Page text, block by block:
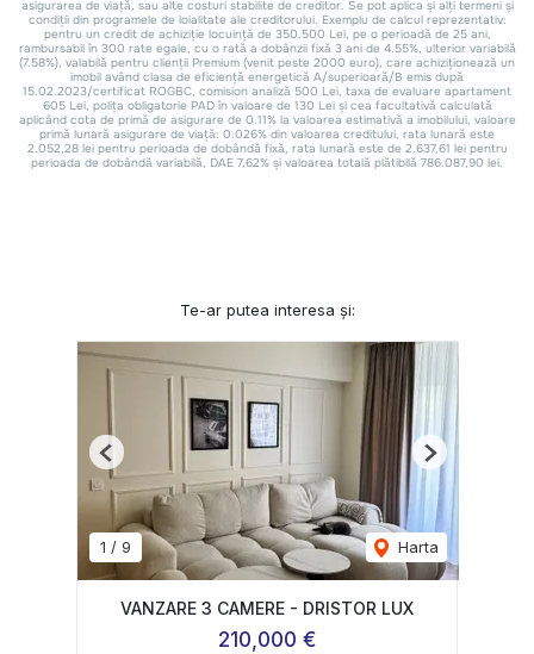
Te-ar putea interesa și:
1 / 9 Harta
Previous Next
VANZARE 3 CAMERE - DRISTOR LUX
210,000 €